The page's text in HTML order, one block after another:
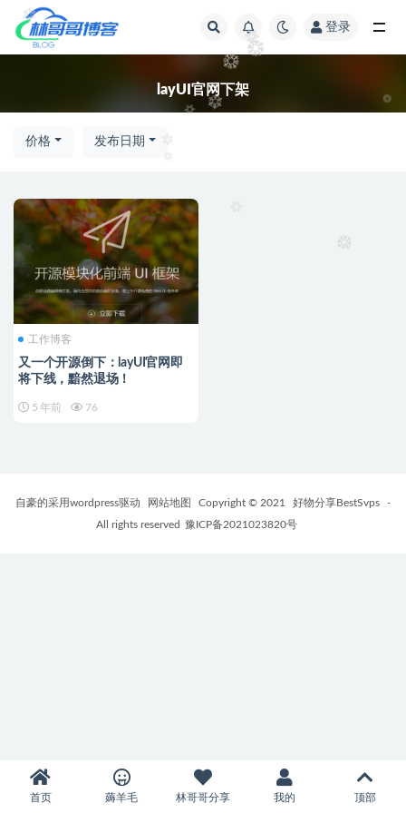
登录
layUI官网下架
价格 发布日期
工作博客
又一个开源倒下：layUI官网即
将下线，黯然退场！
5 年前 76
自豪的采用wordpress驱动 网站地图 Copyright © 2021 好物分享BestSvps
-
All rights reserved 豫ICP备2021023820号
首页 薅羊毛 林哥哥分享 我的 顶部